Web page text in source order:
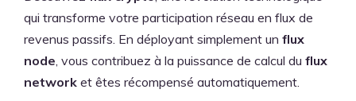
qui transforme votre participation réseau en flux de
revenus passifs. En déployant simplement un flux
node, vous contribuez à la puissance de calcul du flux
network et êtes récompensé automatiquement.